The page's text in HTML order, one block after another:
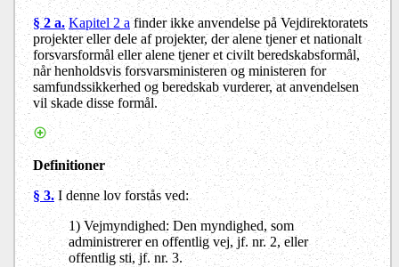
§ 2 a. Kapitel 2 afinder ikke anvendelse på Vejdirektoratets
projekter eller dele af projekter, der alene tjener et nationalt
forsvarsformål eller alene tjener et civilt beredskabsformål,
når henholdsvis forsvarsministeren og ministeren for
samfundssikkerhed og beredskab vurderer, at anvendelsen
vil skade disse formål.
Definitioner
§ 3.I denne lov forstås ved:
1) Vejmyndighed: Den myndighed, som
administrerer en offentlig vej, jf. nr. 2, eller
offentlig sti, jf. nr. 3.